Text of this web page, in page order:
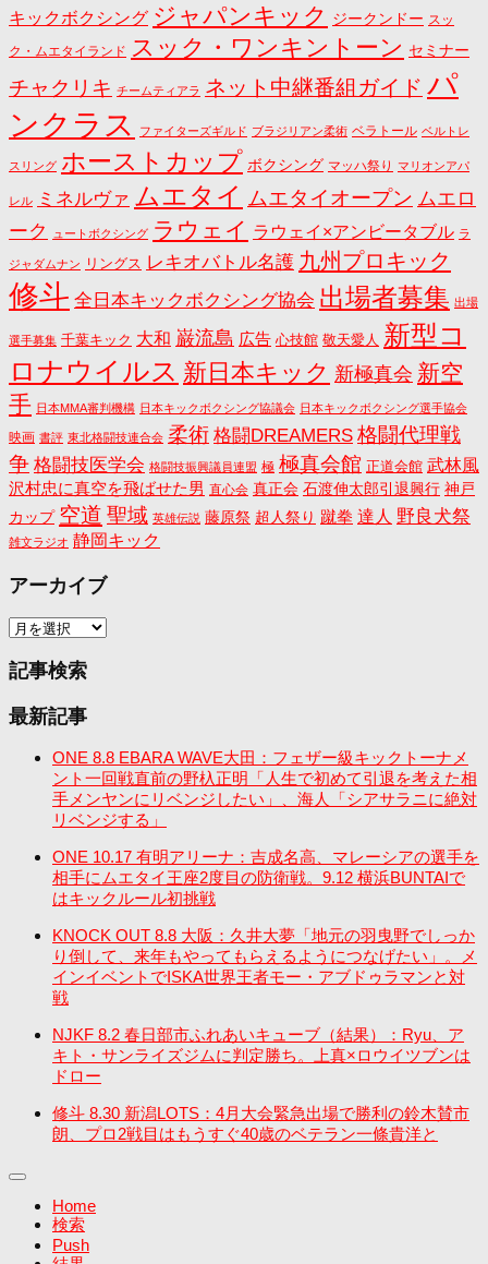
キックボクシング ジャパンキック ジークンドー スッ
ク・ムエタイランド スック・ワンキントーン セミナー
チャクリキ チームティアラ ネット中継番組ガイド パ
ンクラス
ファイターズギルド ブラジリアン柔術 ベラトール ベルトレ
スリング ホーストカップ ボクシング マッハ祭り マリオンアパ
レル ミネルヴァ ムエタイ ムエタイオープン ムエロ
ーク
ュートボクシング ラウェイ ラウェイ×アンビータブル ラ
ジャダムナン リングス レキオバトル名護 九州プロキック
修斗 全日本キックボクシング協会 出場者募集 出場
選手募集 千葉キック 大和 巌流島 広告 心技館 敬天愛人 新型コ
ロナウイルス 新日本キック 新極真会 新空
手 日本MMA審判機構 日本キックボクシング協議会 日本キックボクシング選手協会
映画 書評 東北格闘技連合会 柔術 格闘DREAMERS 格闘代理戦
争 格闘技医学会 格闘技振興議員連盟 極 極真会館 正道会館 武林風
沢村忠に真空を飛ばせた男 直心会 真正会 石渡伸太郎引退興行 神戸
カップ 空道 聖域 英雄伝説 藤原祭 超人祭り 蹴拳 達人 野良犬祭
雑文ラジオ 静岡キック
アーカイブ
ア
カ
ブ
記事検索
最新記事
ONE 8.8 EBARA WAVE大田：フェザー級キックトーナメ
ント一回戦直前の野杁正明「人生で初めて引退を考えた相
手メンヤンにリベンジしたい」、海人「シアサラニに絶対
リベンジする」
ONE 10.17 有明アリーナ：吉成名高、マレーシアの選手を
相手にムエタイ王座2度目の防衛戦。9.12 横浜BUNTAIで
はキックルール初挑戦
KNOCK OUT 8.8 大阪：久井大夢「地元の羽曳野でしっか
り倒して、来年もやってもらえるようにつなげたい」。メ
インイベントでISKA世界王者モー・アブドゥラマンと対
戦
NJKF 8.2 春日部市ふれあいキューブ（結果）：Ryu、ア
キト・サンライズジムに判定勝ち。上真×ロウイツブンは
ドロー
修斗 8.30 新潟LOTS：4月大会緊急出場で勝利の鈴木賛市
朗、プロ2戦目はもうすぐ40歳のベテラン一條貴洋と
Home
検索
Push